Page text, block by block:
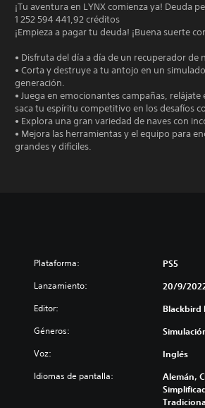
¡Tu aventura en LYNX comienza ya! Deuda
1 252 594 441,92 créditos
¡Empieza a pagar tu deuda! ¡Buena suerte
• Disfruta del día a día de un recuperador de
• Corta y destruye a tu antojo en un
generación.
• Juega en emocionantes campañas,
saca tu espíritu competitivo en los desafíos
• Explora una gran variedad de naves con
• Mejora las herramientas y el equipo para
grandes y difíciles.
Plataforma: PS5
Lanzamiento: 20/9/
Editor: Blackbird
Géneros:
Voz: Inglés
Idiomas de pantalla:
Alemán,